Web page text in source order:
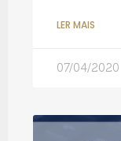
LER MAIS
07/04/2020